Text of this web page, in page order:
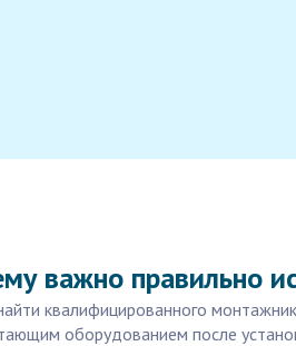
важно правильно
квалифицированного
оборудованием после